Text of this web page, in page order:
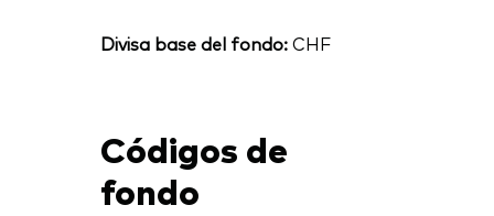
Divisa base del fondo:CHF
Códigos de
fondo